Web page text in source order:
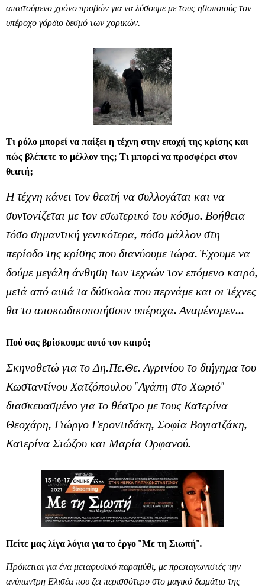
απαιτούμενο χρόνο προβών για να λύσουμε με τους ηθοποιούς τον
υπέροχο γόρδιο δεσμό των χορικών.
Τι ρόλο μπορεί να παίξει η τέχνη στην εποχή της κρίσης και
πώς βλέπετε το μέλλον της; Τι μπορεί να προσφέρει στον
θεατή;
Η τέχνη κάνει τον θεατή να συλλογάται και να
συντονίζεται με τον εσωτερικό του κόσμο. Βοήθεια
τόσο σημαντική γενικότερα, πόσο μάλλον στη
περίοδο της κρίσης που διανύουμε τώρα. Έχουμε να
δούμε μεγάλη άνθηση των τεχνών τον επόμενο καιρό,
μετά από αυτά τα δύσκολα που περνάμε και οι τέχνες
θα το αποκωδικοποιήσουν υπέροχα. Αναμένομεν...
Πού σας βρίσκουμε αυτό τον καιρό;
Σκηνοθετώ για το Δη.Πε.Θε. Αγρινίου το διήγημα του
Κωσταντίνου Χατζόπουλου "Αγάπη στο Χωριό"
διασκευασμένο για το θέατρο με τους Κατερίνα
Θεοχάρη, Γιώργο Γεροντιδάκη, Σοφία Βογιατζάκη,
Κατερίνα Σιώζου και Μαρία Ορφανού.
Πείτε μας λίγα λόγια για το έργο "Με τη Σιωπή".
Πρόκειται για ένα μεταφυσικό παραμύθι, με πρωταγωνιστές την
ανύπαντρη Ελισέα που ζει περισσότερο στο μαγικό δωμάτιο της